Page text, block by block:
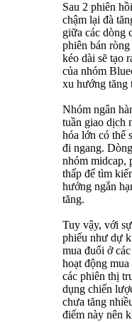
Sau 2 phiên
chậm lại đà
giữa các dòng
phiên bán
kéo dài sẽ tạo
của nhóm
xu hướng tăng
Nhóm ngân
tuần giao dịch
hóa lớn có thể
đi ngang.
nhóm midcap,
thấp để tìm
hướng ngắn
tăng.
Tuy vậy, với
phiếu như dự
mua đuổi ở
hoạt động
các phiên thị
dụng chiến
chưa tăng
điểm này nên